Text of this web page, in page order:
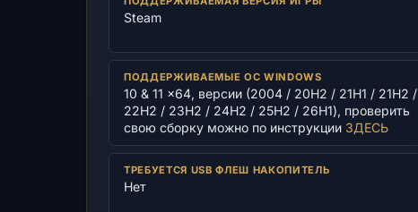
Steam
ПОДДЕРЖИВАЕМЫЕ ОС WINDOWS
10 & 11 x64, версии (2004 / 20H2 / 21H1 / 21H2 /
22H2 / 23H2 / 24H2 / 25H2 / 26H1), проверить
свою сборку можно по инструкции ЗДЕСЬ
ТРЕБУЕТСЯ USB ФЛЕШ НАКОПИТЕЛЬ
Нет